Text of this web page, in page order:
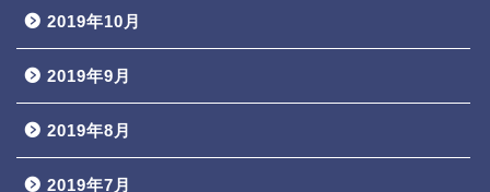
2019年10月
2019年9月
2019年8月
2019年7月